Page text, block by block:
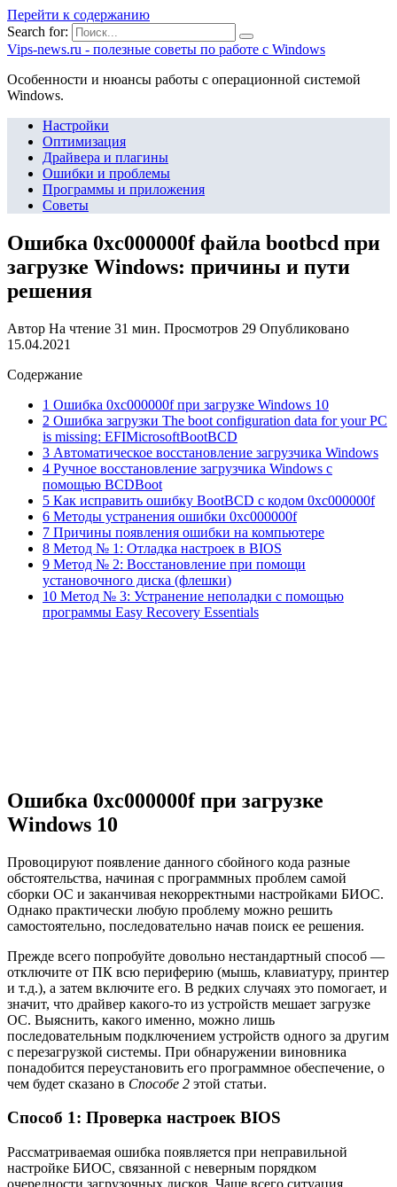
Перейти к содержанию
Search for:
Vips-news.ru - полезные советы по работе с Windows
Особенности и нюансы работы с операционной системой
Windows.
Настройки
Оптимизация
Драйвера и плагины
Ошибки и проблемы
Программы и приложения
Советы
Ошибка 0xc000000f файла bootbcd при
загрузке Windows: причины и пути
решения
Автор На чтение 31 мин. Просмотров 29 Опубликовано
15.04.2021
Содержание
1 Ошибка 0xc000000f при загрузке Windows 10
2 Ошибка загрузки The boot configuration data for your PC
is missing: EFIMicrosoftBootBCD
3 Автоматическое восстановление загрузчика Windows
4 Ручное восстановление загрузчика Windows с
помощью BCDBoot
5 Как исправить ошибку BootBCD с кодом 0xc000000f
6 Методы устранения ошибки 0xc000000f
7 Причины появления ошибки на компьютере
8 Метод № 1: Отладка настроек в BIOS
9 Метод № 2: Восстановление при помощи
установочного диска (флешки)
10 Метод № 3: Устранение неполадки с помощью
программы Easy Recovery Essentials
Ошибка 0xc000000f при загрузке
Windows 10
Провоцируют появление данного сбойного кода разные
обстоятельства, начиная с программных проблем самой
сборки ОС и заканчивая некорректными настройками БИОС.
Однако практически любую проблему можно решить
самостоятельно, последовательно начав поиск ее решения.
Прежде всего попробуйте довольно нестандартный способ —
отключите от ПК всю периферию (мышь, клавиатуру, принтер
и т.д.), а затем включите его. В редких случаях это помогает, и
значит, что драйвер какого-то из устройств мешает загрузке
ОС. Выяснить, какого именно, можно лишь
последовательным подключением устройств одного за другим
с перезагрузкой системы. При обнаружении виновника
понадобится переустановить его программное обеспечение, о
чем будет сказано в Способе 2 этой статьи.
Способ 1: Проверка настроек BIOS
Рассматриваемая ошибка появляется при неправильной
настройке БИОС, связанной с неверным порядком
очередности загрузочных дисков. Чаще всего ситуация